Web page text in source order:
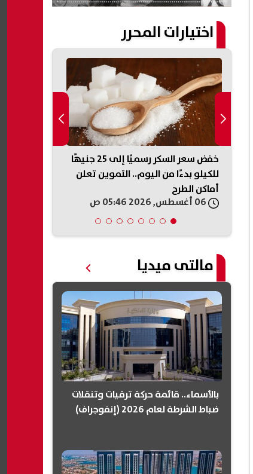
اختيارات المحرر
خفض سعر السكر رسميًا إلى 25 جنيهًا
للكيلو بدءًا من اليوم.. التموين تعلن
أماكن الطرح
مالتى ميديا
بالأسماء.. قائمة حركة ترقيات وتنقلات
ضباط الشرطة لعام 2026 (إنفوجراف)